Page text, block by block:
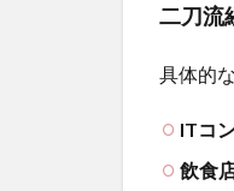
二刀流
具体的
ITコ
飲食